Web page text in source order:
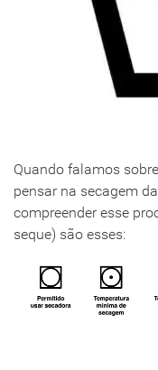
Quando falamos
pensar na secagem
compreender esse
seque) são esses: